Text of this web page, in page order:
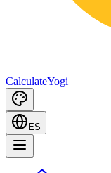
CalculateYogi
ES